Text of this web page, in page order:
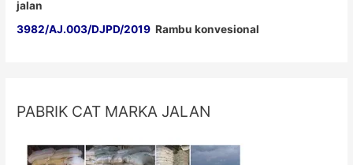
jalan
3982/AJ.003/DJPD/2019 Rambu konvesional
PABRIK CAT MARKA JALAN